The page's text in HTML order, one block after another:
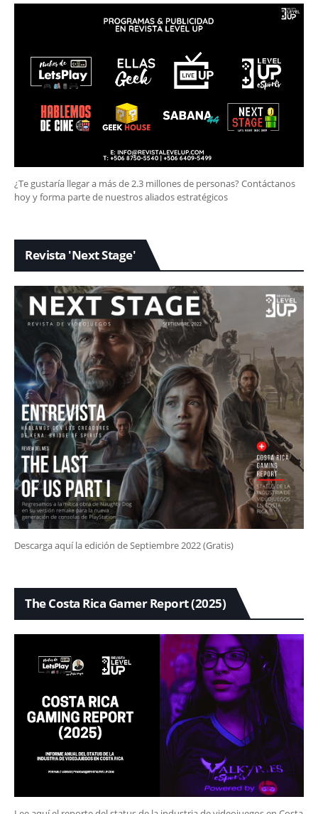
¿Te gustaría llegar a más de 2.3 millones de personas? Contáctanos
hoy y forma parte de nuestros aliados estratégicos
Revista 'Next Stage'
Descarga aquí la edición de Septiembre 2022 (Gratis)
The Costa Rica Gamer Report (2025)